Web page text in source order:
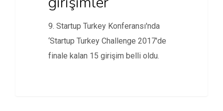
9. Startup Turkey Konferansı'nda
‘Startup Turkey Challenge 2017'de
finale kalan 15 girişim belli oldu.